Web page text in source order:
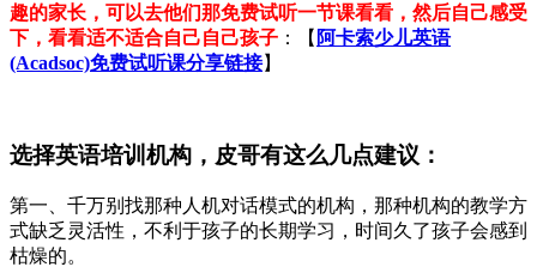
趣的家长，可以去他们那免费试听一节课看看，然后自己感受
下，看看适不适合自己自己孩子 ：【 阿卡索少儿英语
(Acadsoc)免费试听课分享链接】
选择英语培训机构，皮哥有这么几点建议：
第一、千万别找那种人机对话模式的机构，那种机构的教学方
式缺乏灵活性，不利于孩子的长期学习，时间久了孩子会感到
枯燥的。